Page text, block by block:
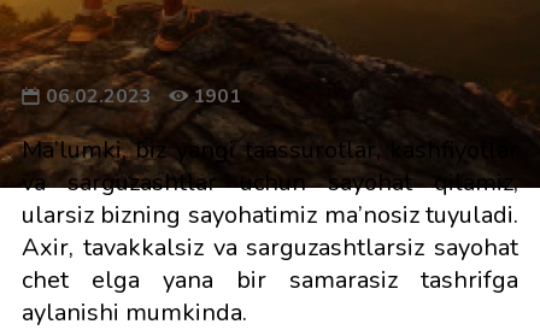
06.02.2023 1901
Ma’lumki, biz yangi taassurotlar, kashfiyotlar
va sarguzashtlar uchun sayohat qilamiz,
ularsiz bizning sayohatimiz ma’nosiz tuyuladi.
Axir, tavakkalsiz va sarguzashtlarsiz sayohat
chet elga yana bir samarasiz tashrifga
aylanishi mumkinda.